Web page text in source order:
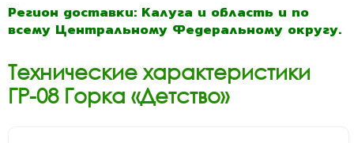
Регион доставки: Калуга и область и по
всему Центральному Федеральному округу.
Технические характеристики
ГР-08 Горка «Детство»